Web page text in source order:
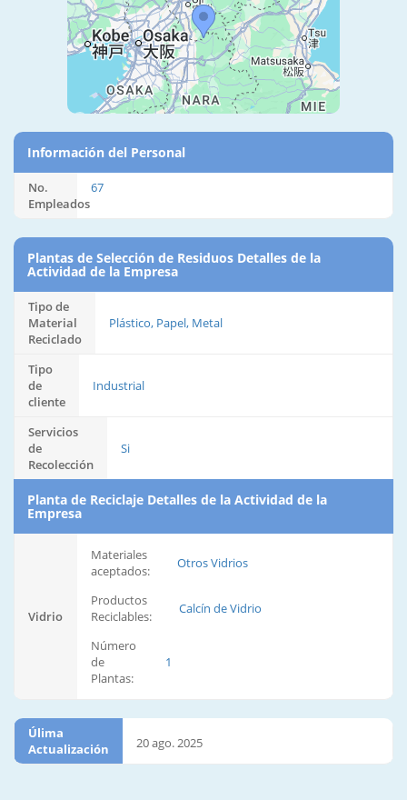
Información del Personal
No.
Empleados
67
Plantas de Selección de Residuos Detalles de la
Actividad de la Empresa
Tipo de
Material
Reciclado
Plástico, Papel, Metal
Tipo
de
cliente
Industrial
Servicios
de
Recolección
Si
Planta de Reciclaje Detalles de la Actividad de la
Empresa
Vidrio
Materiales
aceptados:
Otros Vidrios
Productos
Reciclables:
Calcín de Vidrio
Número
de
Plantas:
1
Úlima
Actualización
20 ago. 2025